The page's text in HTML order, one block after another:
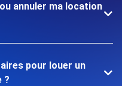
annuler ma location
pour louer un
?